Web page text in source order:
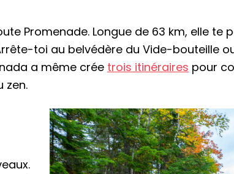
Promenade. Longue de 63 km, elle te
toi au belvédère du Vide-bouteille
a même crée trois itinéraires pour
zen.